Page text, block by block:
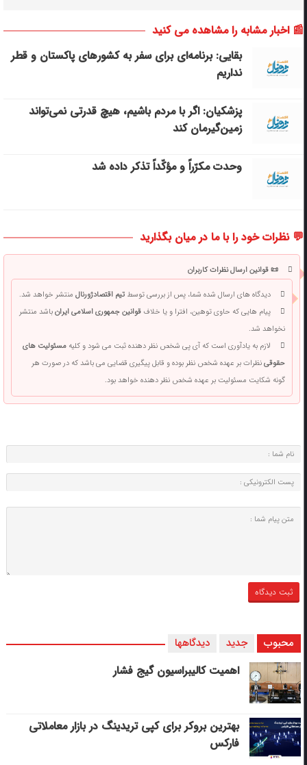
📰 اخبار مشابه را مشاهده می کنید
بقایی: برنامه‌ای برای سفر به کشورهای پاکستان و قطر
نداریم
پزشکیان: اگر با مردم باشیم، هیچ قدرتی نمی‌تواند
زمین‌گیرمان کند
وحدت مکرّراً و مؤکّداً تذکر داده شد
💬 نظرات خود را با ما در میان بگذارید
📜 قوانین ارسال نظرات کاربران
دیدگاه های ارسال شده شما، پس از بررسی توسطتیم اقتصادژورنالمنتشر خواهد شد.
پیام هایی که حاوی توهین، افترا و یا خلافقوانین جمهوری اسلامی ایرانباشد منتشر
نخواهد شد.
لازم به یادآوری است که آی پی شخص نظر دهنده ثبت می شود و کلیهمسئولیت های
حقوقینظرات بر عهده شخص نظر بوده و قابل پیگیری قضایی می باشد که در صورت هر
گونه شکایت مسئولیت بر عهده شخص نظر دهنده خواهد بود.
محبوب جدید دیدگاهها
اهمیت کالیبراسیون گیج فشار
بهترین بروکر برای کپی‌ تریدینگ در بازار معاملاتی
فارکس